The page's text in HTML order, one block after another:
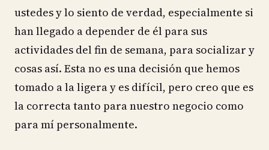
ustedes y lo siento de verdad, especialmente si
han llegado a depender de él para sus
actividades del fin de semana, para socializar y
cosas así. Esta no es una decisión que hemos
tomado a la ligera y es difícil, pero creo que es
la correcta tanto para nuestro negocio como
para mí personalmente.